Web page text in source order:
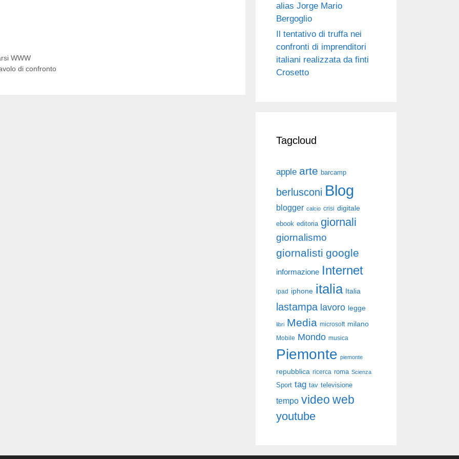
WWW
di confronto
alias Jorge Mario
Bergoglio
Il tentativo di truffa nei
confronti di imprenditori
italiani realizzata da finti
Crosetto
Tagcloud
apple arte barcamp
berlusconi Blog
blogger calcio crisi digitale
ebook editoria giornali
giornalismo
giornalisti google
informazione Internet
ipad iphone italia Italia
lastampa lavoro legge
libri Media microsoft milano
Mobile Mondo musica
Piemonte piemonte
repubblica ricerca roma Scienza
Sport tag tav televisione
tempo video web
youtube